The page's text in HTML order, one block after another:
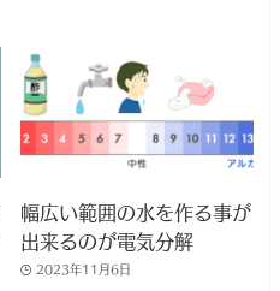
幅広い範囲の水を作る事が
出来るのが電気分解
2023年11月6日